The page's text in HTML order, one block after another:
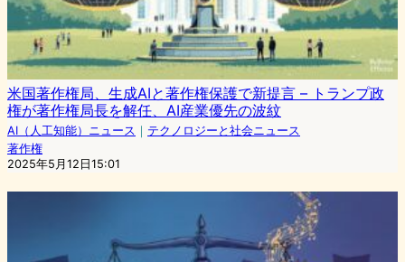
米国著作権局、生成AIと著作権保護で新提言 – トランプ政
権が著作権局長を解任、AI産業優先の波紋
AI（人工知能）ニュース ｜ テクノロジーと社会ニュース
著作権
2025年5月12日15:01